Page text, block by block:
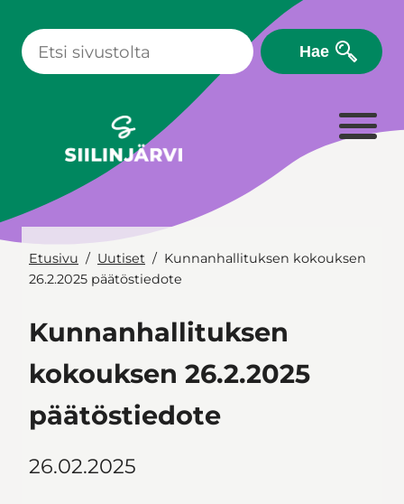
sisältöön
Hae
Etusivu Uutiset
Kunnanhallituksen kokouksen
26.2.2025 päätöstiedote
Kunnanhallituksen
kokouksen 26.2.2025
päätöstiedote
26.02.2025